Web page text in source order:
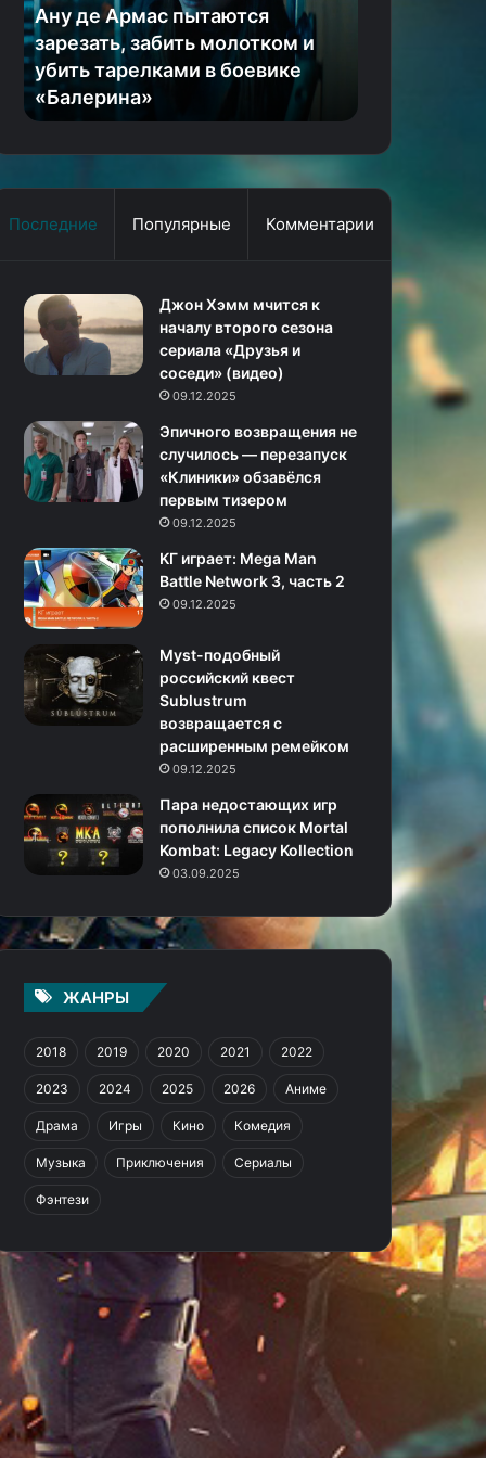
забить
молотком
убить
тарелками
в
Ану де Армас пытаются
зарезать, забить молотком и
убить тарелками в боевике
«Балерина»
Последние Популярные Комментарии
Джон Хэмм мчится к
началу второго сезона
сериала «Друзья и
соседи» (видео)
09.12.2025
Эпичного возвращения не
случилось — перезапуск
«Клиники» обзавёлся
первым тизером
09.12.2025
KГ игpaeт: Mega Man
Battle Network 3, часть 2
09.12.2025
Myst-подобный
российский квест
Sublustrum
возвращается с
расширенным ремейком
09.12.2025
Пара недостающих игр
пополнила список Mortal
Kombat: Legacy Kollection
03.09.2025
ЖАНРЫ
2018 2019 2020 2021 2022
2023 2024 2025 2026 Аниме
Драма Игры Кино Комедия
Музыка Приключения Сериалы
Фэнтези